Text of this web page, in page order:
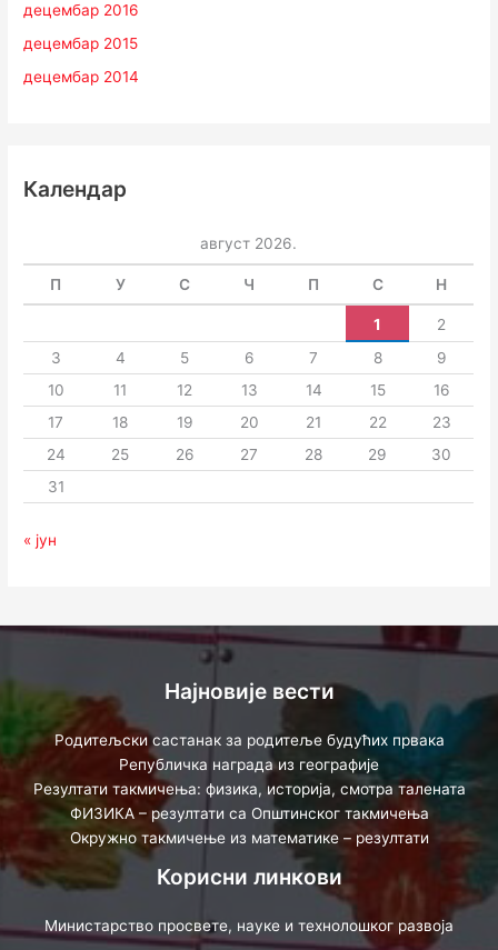
децембар 2016
децембар 2015
децембар 2014
Календар
август 2026.
П У С Ч П С Н
1
2
3
4 5 6 7 8
9
10
11 12 13 14 15
16
17
18 19 20 21 22
23
24
25 26 27 28 29
30
31
« јун
Најновије вести
Родитељски састанак за родитеље будућих првака
Републичка награда из географије
Резултати такмичења: физика, историја, смотра талената
ФИЗИКА – резултати са Општинског такмичења
Окружно такмичење из математике – резултати
Корисни линкови
Министарство просвете, науке и технолошког развоја